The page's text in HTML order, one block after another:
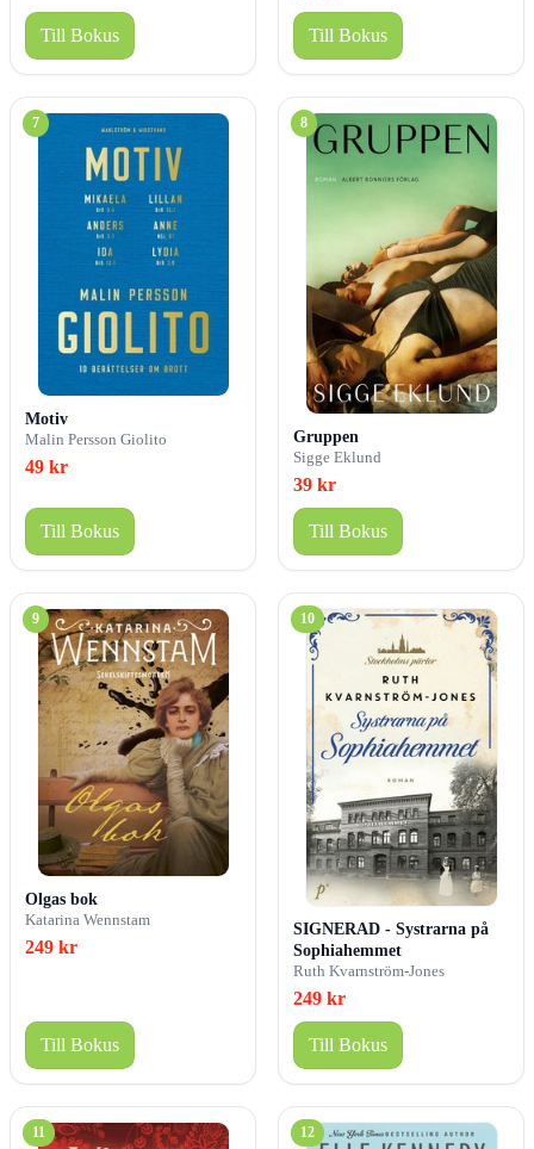
Till Bokus Till Bokus
7
Motiv
Malin Persson Giolito
49 kr
Till Bokus
8
Gruppen
Sigge Eklund
39 kr
Till Bokus
9
Olgas bok
Katarina Wennstam
249 kr
Till Bokus
10
SIGNERAD - Systrarna på
Sophiahemmet
Ruth Kvarnström-Jones
249 kr
Till Bokus
11 12